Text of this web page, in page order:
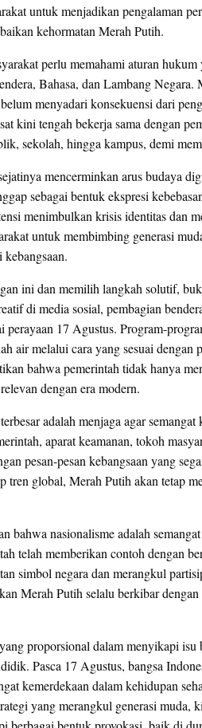
untuk menjadikan pengalaman
kehormatan Merah Putih.
perlu memahami aturan
Bahasa, dan Lambang
menyadari konsekuensi dari
kini tengah bekerja sama dengan
sekolah, hingga kampus, demi
mencerminkan arus budaya
sebagai bentuk ekspresi
menimbulkan krisis identitas dan
untuk membimbing generasi
ini dan memilih langkah solutif,
di media sosial, pembagian
perayaan 17 Agustus. Program-
air melalui cara yang sesuai dengan
bahwa pemerintah tidak hanya
dengan era modern.
adalah menjaga agar
aparat keamanan, tokoh
pesan-pesan kebangsaan yang
tren global, Merah Putih akan tetap
bahwa nasionalisme adalah
telah memberikan contoh dengan
simbol negara dan merangkul
Merah Putih selalu berkibar
proporsional dalam menyikapi isu
Pasca 17 Agustus, bangsa
kemerdekaan dalam kehidupan
yang merangkul generasi muda,